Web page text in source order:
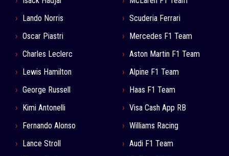
Lando Norris
Oscar Piastri
Charles Leclerc
Lewis Hamilton
George Russell
Kimi Antonelli
Fernando Alonso
Lance Stroll
Scuderia Ferrari
Mercedes F1 Team
Aston Martin F1 Team
Alpine F1 Team
Haas F1 Team
Visa Cash App RB
Williams Racing
Audi F1 Team